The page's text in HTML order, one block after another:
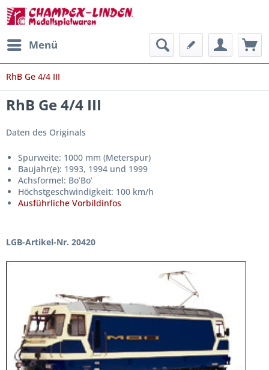
Menü
RhB Ge 4/4 III
RhB Ge 4/4 III
Daten des Originals
Spurweite: 1000 mm (Meterspur)
Baujahr(e): 1993, 1994 und 1999
Achsformel: Bo’Bo’
Höchstgeschwindigkeit: 100 km/h
Ausführliche Vorbildinfos
LGB-Artikel-Nr. 20420